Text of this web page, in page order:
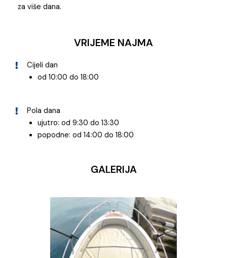
za više dana.
VRIJEME NAJMA
Cijeli dan
od 10:00 do 18:00
Pola dana
ujutro: od 9:30 do 13:30
popodne: od 14:00 do 18:00
GALERIJA